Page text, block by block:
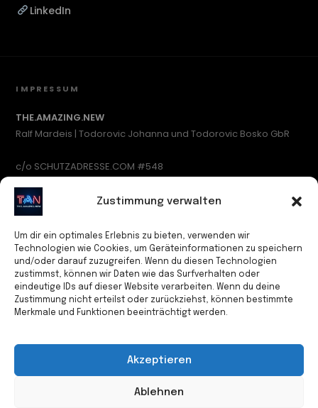
Zustimmung verwalten
Um dir ein optimales Erlebnis zu bieten, verwenden wir
Technologien wie Cookies, um Geräteinformationen zu speichern
und/oder darauf zuzugreifen. Wenn du diesen Technologien
zustimmst, können wir Daten wie das Surfverhalten oder
eindeutige IDs auf dieser Website verarbeiten. Wenn du deine
Zustimmung nicht erteilst oder zurückziehst, können bestimmte
Merkmale und Funktionen beeinträchtigt werden.
Akzeptieren
Ablehnen
LinkedIn
IMPRESSUM
THE.AMAZING.NEW
Ralf Mardeis | Todorovic Johanna und Todorovic Bosko GbR
c/o SCHUTZADRESSE.COM #548
13507 Berlin
Deutschland
Kontakt
Tel: +49 (0)15678 430912
E-Mail: info@theamazingnew.com
Inhaltlich Verantwortlicher
Steuernummer: 25/561/60432